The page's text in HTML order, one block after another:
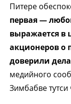
Питере
первая —
выражается в
акционеров о
доверили
медийного
Зимбабве